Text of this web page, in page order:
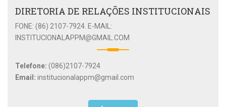
DIRETORIA DE RELAÇÕES INSTITUCIONAIS
FONE: (86) 2107-7924. E-MAIL:
INSTITUCIONALAPPM@GMAIL.COM
Telefone: (086)2107-7924
Email: institucionalappm@gmail.com